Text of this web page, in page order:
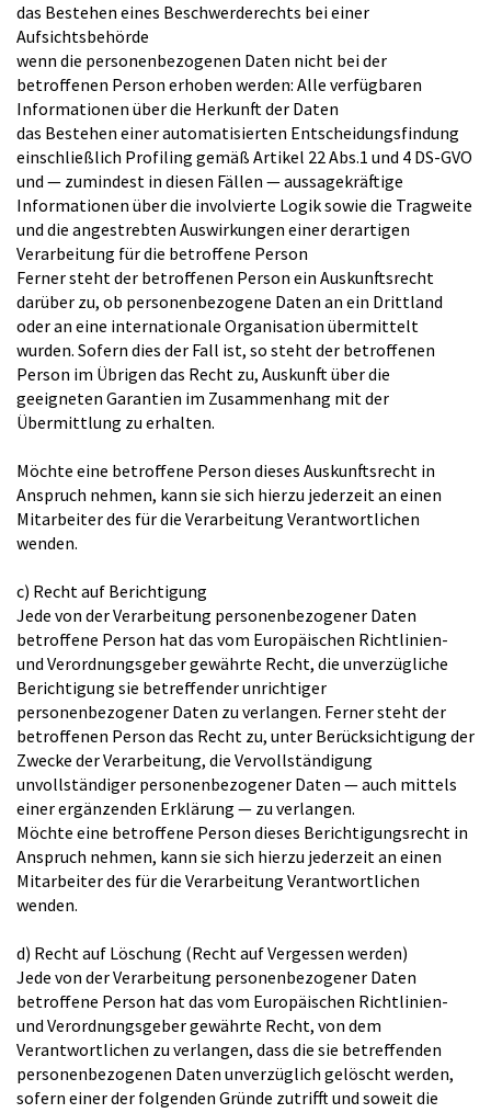
das Bestehen eines Beschwerderechts bei einer
Aufsichtsbehörde
wenn die personenbezogenen Daten nicht bei der
betroffenen Person erhoben werden: Alle verfügbaren
Informationen über die Herkunft der Daten
das Bestehen einer automatisierten Entscheidungsfindung
einschließlich Profiling gemäß Artikel 22 Abs.1 und 4 DS-GVO
und — zumindest in diesen Fällen — aussagekräftige
Informationen über die involvierte Logik sowie die Tragweite
und die angestrebten Auswirkungen einer derartigen
Verarbeitung für die betroffene Person
Ferner steht der betroffenen Person ein Auskunftsrecht
darüber zu, ob personenbezogene Daten an ein Drittland
oder an eine internationale Organisation übermittelt
wurden. Sofern dies der Fall ist, so steht der betroffenen
Person im Übrigen das Recht zu, Auskunft über die
geeigneten Garantien im Zusammenhang mit der
Übermittlung zu erhalten.
Möchte eine betroffene Person dieses Auskunftsrecht in
Anspruch nehmen, kann sie sich hierzu jederzeit an einen
Mitarbeiter des für die Verarbeitung Verantwortlichen
wenden.
c) Recht auf Berichtigung
Jede von der Verarbeitung personenbezogener Daten
betroffene Person hat das vom Europäischen Richtlinien-
und Verordnungsgeber gewährte Recht, die unverzügliche
Berichtigung sie betreffender unrichtiger
personenbezogener Daten zu verlangen. Ferner steht der
betroffenen Person das Recht zu, unter Berücksichtigung der
Zwecke der Verarbeitung, die Vervollständigung
unvollständiger personenbezogener Daten — auch mittels
einer ergänzenden Erklärung — zu verlangen.
Möchte eine betroffene Person dieses Berichtigungsrecht in
Anspruch nehmen, kann sie sich hierzu jederzeit an einen
Mitarbeiter des für die Verarbeitung Verantwortlichen
wenden.
d) Recht auf Löschung (Recht auf Vergessen werden)
Jede von der Verarbeitung personenbezogener Daten
betroffene Person hat das vom Europäischen Richtlinien-
und Verordnungsgeber gewährte Recht, von dem
Verantwortlichen zu verlangen, dass die sie betreffenden
personenbezogenen Daten unverzüglich gelöscht werden,
sofern einer der folgenden Gründe zutrifft und soweit die